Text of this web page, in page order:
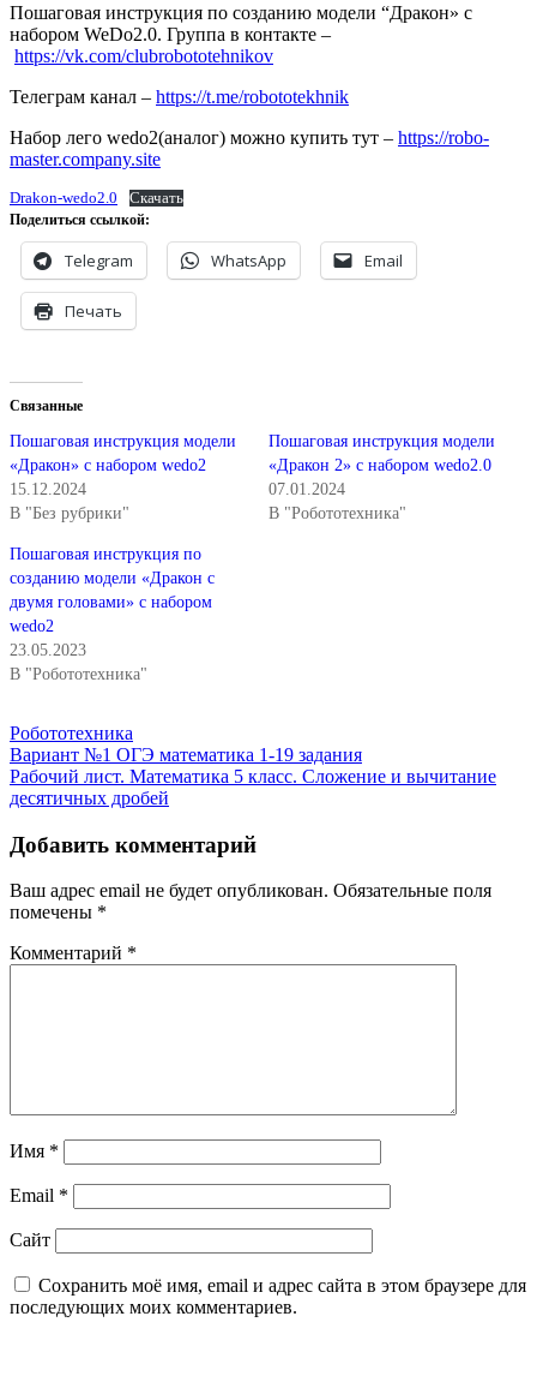
Пошаговая инструкция по созданию модели “Дракон» с
набором WeDo2.0. Группа в контакте –
https://vk.com/clubrobototehnikov
Телеграм канал – https://t.me/robototekhnik
Набор лего wedo2(аналог) можно купить тут – https://robo-
master.company.site
Drakon-wedo2.0
Скачать
Поделиться ссылкой:
Telegram WhatsApp Email
Печать
Связанные
Пошаговая инструкция модели
«Дракон» с набором wedo2
15.12.2024
В "Без рубрики"
Пошаговая инструкция модели
«Дракон 2» с набором wedo2.0
07.01.2024
В "Робототехника"
Пошаговая инструкция по
созданию модели «Дракон с
двумя головами» с набором
wedo2
23.05.2023
В "Робототехника"
Робототехника
Навигация
по
Вариант №1 ОГЭ математика 1-19 задания
Рабочий лист. Математика 5 класс. Сложение и вычитание
десятичных дробей
Добавить комментарий
Ваш адрес email не будет опубликован. Обязательные поля
помечены *
Комментарий *
Имя *
Email *
Сайт
Сохранить моё имя, email и адрес сайта в этом браузере для
последующих моих комментариев.